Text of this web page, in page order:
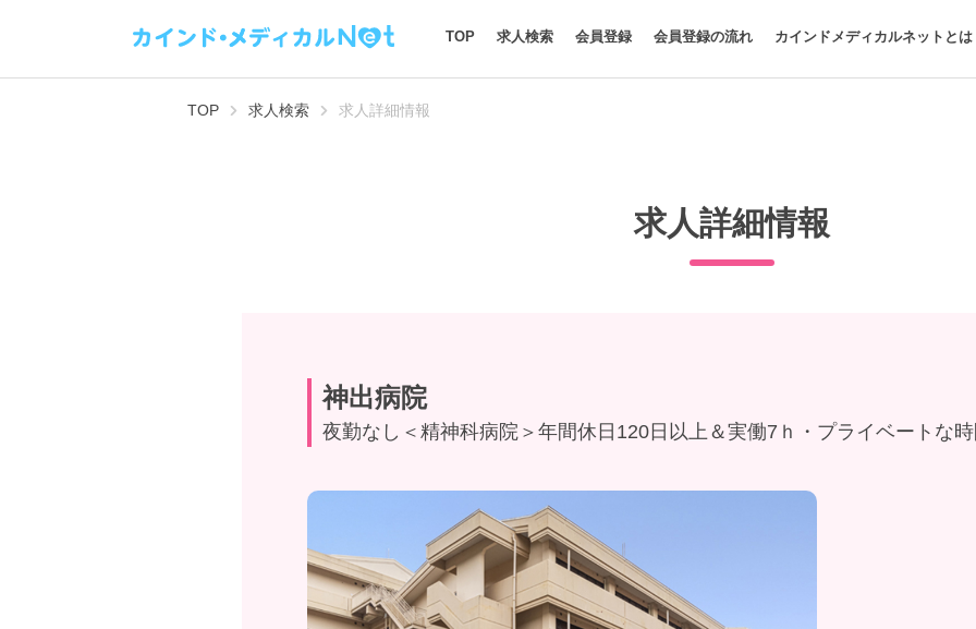
TOP 求人検索 会員登録 会員登録の流れ カインドメディカルネットとは
TOP 求人検索 求人詳細情報
求人詳細情報
神出病院
夜勤なし＜精神科病院＞年間休日120日以上＆実働7ｈ・プライベートな